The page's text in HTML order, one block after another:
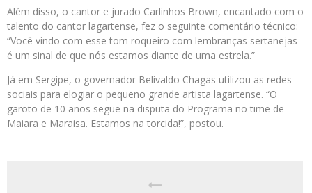
Além disso, o cantor e jurado Carlinhos Brown, encantado com o
talento do cantor lagartense, fez o seguinte comentário técnico:
“Você vindo com esse tom roqueiro com lembranças sertanejas
é um sinal de que nós estamos diante de uma estrela.”
Já em Sergipe, o governador Belivaldo Chagas utilizou as redes
sociais para elogiar o pequeno grande artista lagartense. “O
garoto de 10 anos segue na disputa do Programa no time de
Maiara e Maraisa. Estamos na torcida!”, postou.